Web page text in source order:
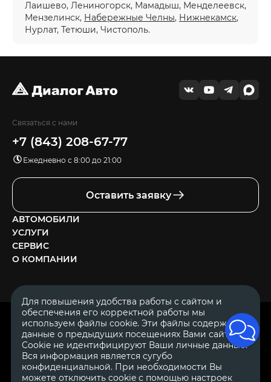
Лаишево, Лениногорск, Мамадыш, Менделеевск,
Мензелинск, Набережные Челны, Нижнекамск,
Нурлат, Тетюши, Чистополь.
Связаться с нами
+7 (843) 208-67-77
Ежедневно с 8:00 до 21:00
Оставить заявку
АВТОМОБИЛИ
УСЛУГИ
СЕРВИС
О КОМПАНИИ
© 2007—2026 «Диалог Авто» — автосалон. Все права защищены.
Обращаем Ваше внимание на то, что данный Интернет-сайт
носит исключительно информационный характер и ни при
каких условиях не является публичной офертой, определяемой
ОГРН 1111644005153
ИНН 1644062657
Для повышения удобства работы с сайтом и
обеспечения его корректной работы мы
используем файлы cookie. Эти файлы содержат
данные о предыдущих посещениях Вами сайта.
Cookie не идентифицируют Ваши личные данные.
Вся информация является сугубо
конфиденциальной. При необходимости Вы
можете отключить cookie с помощью настроек